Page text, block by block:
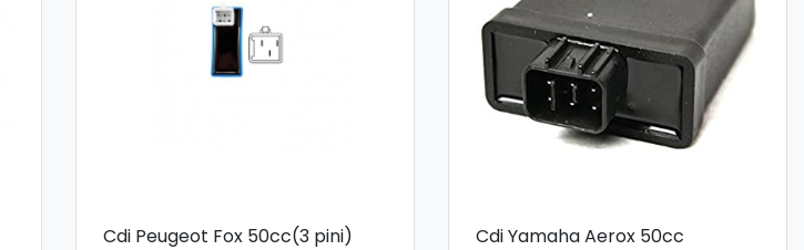
Cdi Peugeot Fox 50cc(3 pini) Cdi Yamaha Aerox 50cc